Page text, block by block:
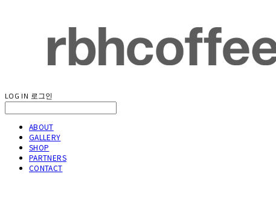
LOG IN 로그인
ABOUT
GALLERY
SHOP
PARTNERS
CONTACT